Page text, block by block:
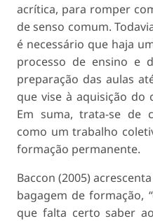
acrítica, para romper
de senso comum.
é necessário que haja
processo de ensino e
preparação das aulas
que vise à aquisição do
Em suma, trata-se de
como um trabalho
formação permanente.
Baccon (2005)
bagagem de formação,
que falta certo saber